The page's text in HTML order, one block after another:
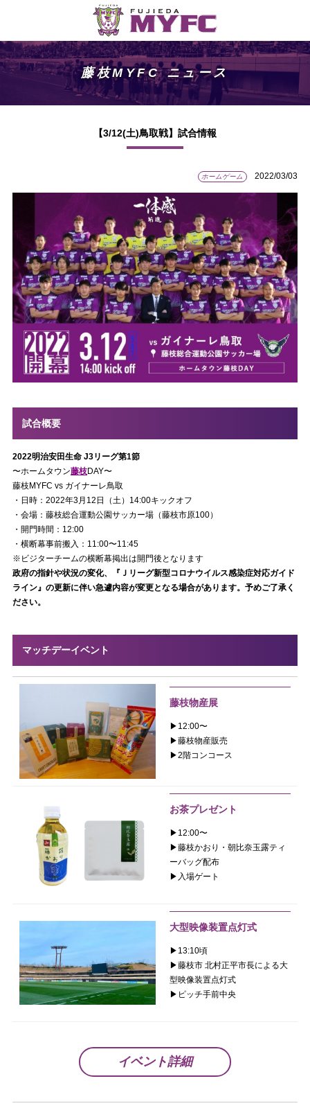
藤枝MYFC ニュース
【3/12(土)鳥取戦】試合情報
ホームゲーム 2022/03/03
試合概要
2022明治安田生命 J3リーグ第1節
〜ホームタウン藤枝DAY〜
藤枝MYFC vs ガイナーレ鳥取
・日時：2022年3月12日（土）14:00キックオフ
・会場：藤枝総合運動公園サッカー場（藤枝市原100）
・開門時間：12:00
・横断幕事前搬入：11:00〜11:45
※ビジターチームの横断幕掲出は開門後となります
政府の指針や状況の変化、『Ｊリーグ新型コロナウイルス感染症対応ガイド
ライン』の更新に伴い急遽内容が変更となる場合があります。予めご了承く
ださい。
マッチデーイベント
藤枝物産展
▶︎12:00〜
▶︎藤枝物産販売
▶︎2階コンコース
お茶プレゼント
▶︎12:00〜
▶︎藤枝かおり・朝比奈玉露ティ
ーバッグ配布
▶︎入場ゲート
大型映像装置点灯式
▶︎13:10頃
▶︎藤枝市 北村正平市長による大
型映像装置点灯式
▶︎ピッチ手前中央
イベント詳細